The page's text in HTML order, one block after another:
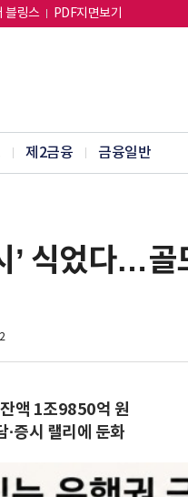
블링스 PDF지면보기
제2금융 금융일반
’ 식었다…
액 1조9850억 원
증시 랠리에 둔화